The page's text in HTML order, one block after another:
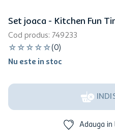
Set joaca - Kitchen Fun
Cod produs: 749233
☆ ☆ ☆ ☆ ☆(0)
Nu este in stoc
Adauga